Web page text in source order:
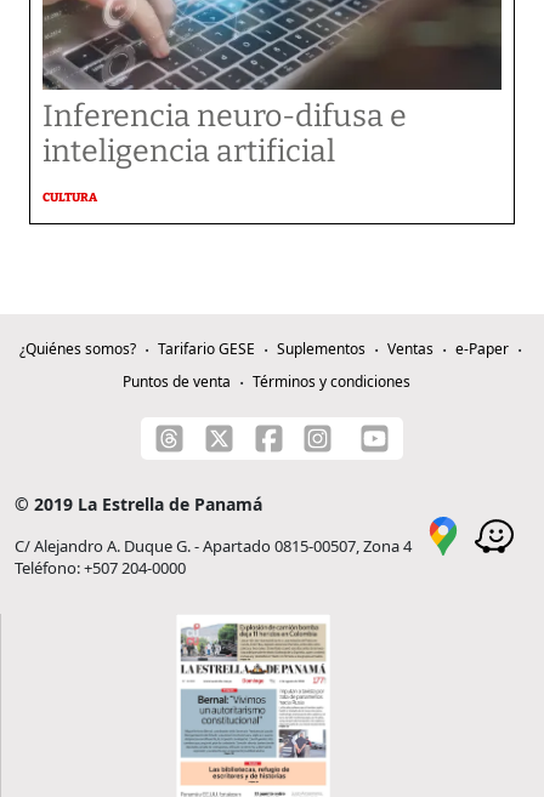
Inferencia neuro-difusa e
inteligencia artificial
CULTURA
¿Quiénes somos? Tarifario GESE Suplementos Ventas
e-Paper
Puntos de venta
Términos y condiciones
© 2019 La Estrella de Panamá
C/ Alejandro A. Duque G. - Apartado 0815-00507, Zona 4
Teléfono: +507 204-0000